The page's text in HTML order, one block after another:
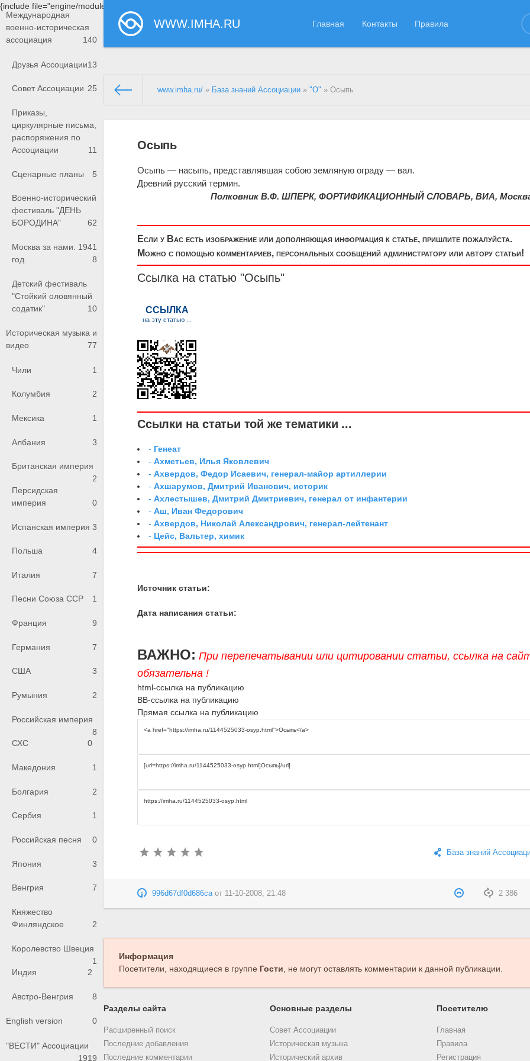
{include file="engine/modules/saperu/head.php"}
WWW.IMHA.RU Главная Контакты Правила
Международная
военно-историческая
ассоциация
140
Друзья Ассоциации13
Совет Ассоциации 25
Приказы,
циркулярные письма,
распоряжения по
Ассоциации
11
Сценарные планы 5
Военно-исторический
фестиваль "ДЕНЬ
БОРОДИНА"
62
Москва за нами. 1941
год.
8
Детский фестиваль
"Стойкий оловянный
содатик"
10
Историческая музыка и
видео
77
Чили 1
Колумбия 2
Мексика 1
Албания 3
Британская империя
2
Персидская
империя
0
Испанская империя 3
Польша 4
Италия 7
Песни Союза ССР 1
Франция 9
Германия 7
США 3
Румыния 2
Российская империя
8
СХС
0
Македония 1
Болгария 2
Сербия 1
Российская песня 0
Япония 3
Венгрия 7
Княжество
Финляндское
2
Королевство Швеция
1
Индия
2
Австро-Венгрия 8
English version 0
"ВЕСТИ" Ассоциации
1919
www.imha.ru/ » База знаний Ассоциации »"О" » Осыпь
Осыпь
Осыпь — насыпь, представлявшая собою земляную ограду — вал.
Древний русский термин.
Полковник В.Ф. ШПЕРК, ФОРТИФИКАЦИОННЫЙ СЛОВАРЬ, ВИА,
Если у Вас есть изображение или дополняющая информация к статье, пришлите пожалуйста.
Можно с помощью комментариев, персональных сообщений администратору или автору статьи!
Ссылка на статью "Осыпь"
Ссылки на статьи той же тематики ...
- Генеат
-Ахметьев, Илья Яковлевич
-Ахвердов, Федор Исаевич, генерал-майор артиллерии
-Ахшарумов, Дмитрий Иванович, историк
-Ахлестышев, Дмитрий Дмитриевич, генерал от инфантерии
-Аш, Иван Федорович
-Ахвердов, Николай Александрович, генерал-лейтенант
- Цейс, Вальтер, химик
Источник статьи:
Дата написания статьи:
ВАЖНО: При перепечатывании или цитировании статьи, ссылка на
обязательна !
html-ссылка на публикацию
BB-ссылка на публикацию
Прямая ссылка на публикацию
База знаний
2 386
996d67df0d686caот 11-10-2008, 21:48
Информация
Посетители, находящиеся в группе Гости, не могут оставлять комментарии к данной публикации.
Разделы сайта
Расширенный поиск
Последние добавления
Последние комментарии
Основные разделы
Совет Ассоциации
Историческая музыка
Исторический архив
Посетителю
Главная
Правила
Регистрация